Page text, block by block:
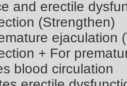
and erectile
(Strengthen)
ejaculation
+ For
blood circulation